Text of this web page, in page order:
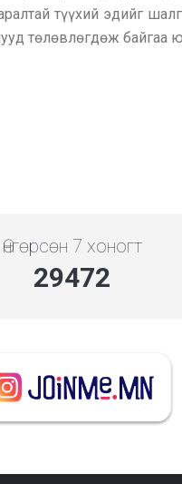
түүхий эдийг
төлөвлөгдөж байгаа
Өнгөрсөн 7 хоногт
29472